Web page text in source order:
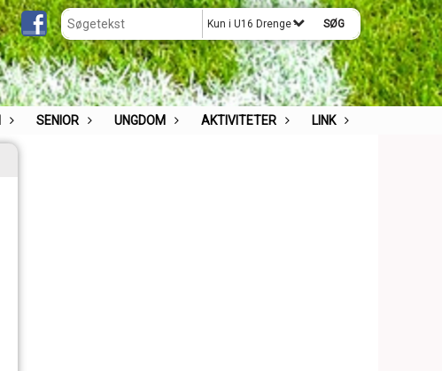
Kun i U16 Drenge -årg. 2011
SENIOR UNGDOM AKTIVITETER LINK